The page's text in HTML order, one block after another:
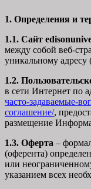
1. Определения и
1.1. Сайт
между собой веб-
уникальному адресу
1.2.
в сети Интернет по
часто-задаваемые-
соглашение/,
размещение
1.3. Оферта –
(оферента)
или
указанием всех